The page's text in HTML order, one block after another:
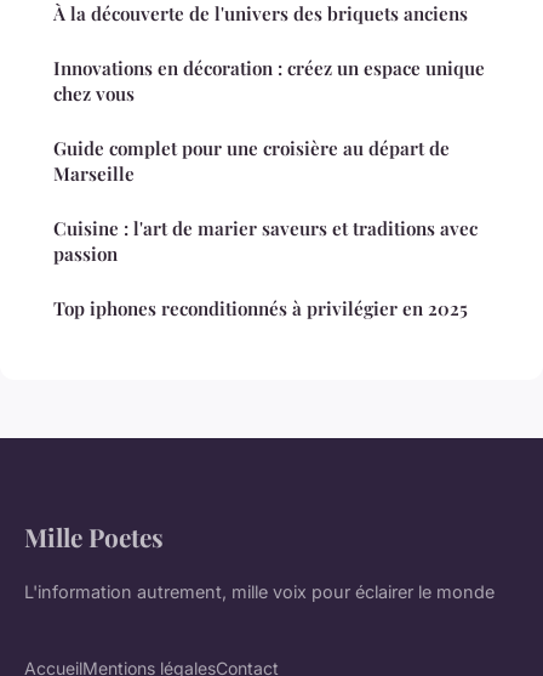
À la découverte de l'univers des briquets anciens
Innovations en décoration : créez un espace unique
chez vous
Guide complet pour une croisière au départ de
Marseille
Cuisine : l'art de marier saveurs et traditions avec
passion
Top iphones reconditionnés à privilégier en 2025
Mille Poetes
L'information autrement, mille voix pour éclairer le monde
AccueilMentions légalesContact